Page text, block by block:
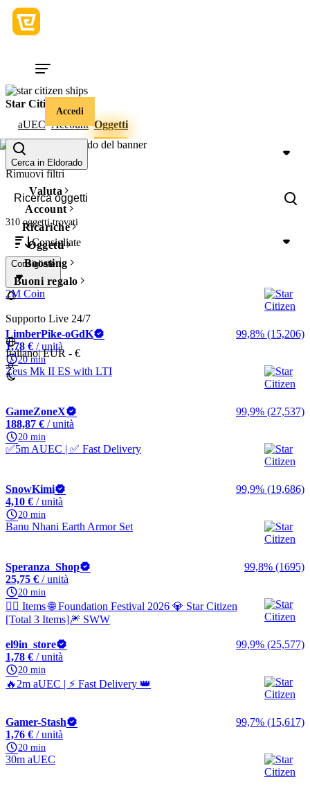
Accedi
Cerca in Eldorado
Valuta
Account
Ricariche
Oggetti
Boosting
Buoni regalo
Supporto Live 24/7
Italiano|EUR - €
Star Citizen
aUEC Account Oggetti
Prezzo
Rimuovi filtri
310 oggettitrovati
Consigliate
Consigliate
2M Coin
LimberPike-oGdK
99,8% (15,206)
1,78 € / unità
20 min
Zeus Mk II ES with LTI
GameZoneX
99,9% (27,537)
188,87 € / unità
20 min
✅5m AUEC | ✅ Fast Delivery
SnowKimi
99,9% (19,686)
4,10 € / unità
20 min
Banu Nhani Earth Armor Set
Speranza_Shop
99,8% (1695)
25,75 € / unità
20 min
🧙‍♂️ Items 🌐 Foundation Festival 2026 💎 Star Citizen
[Total 3 Items]🎆 SWW
el9in_store
99,9% (25,577)
1,78 € / unità
20 min
🔥2m aUEC | ⚡ Fast Delivery 👑
Gamer-Stash
99,7% (15,617)
1,76 € / unità
20 min
30m aUEC